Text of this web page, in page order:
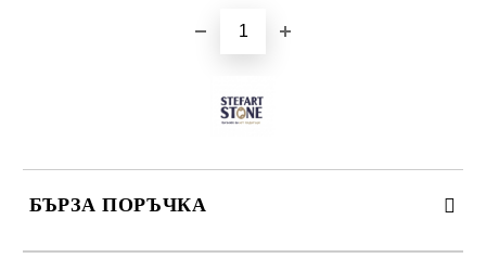
БЪРЗА ПОРЪЧКА